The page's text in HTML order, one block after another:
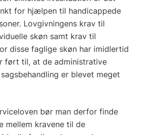
for hjælpen til handicappede
Lovgivningens krav til
skøn samt krav til
disse faglige skøn har imidlertid
ført til, at de administrative
er blevet meget
bør man derfor finde
mellem kravene til de